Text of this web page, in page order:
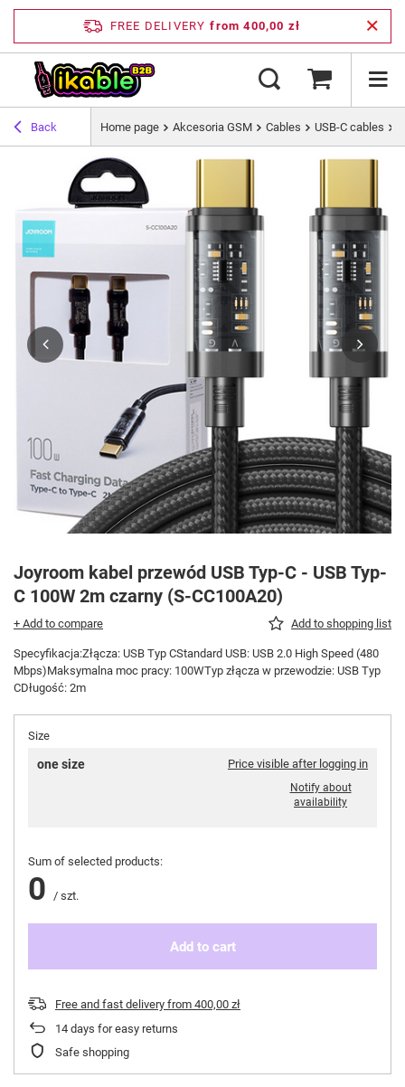
FREE DELIVERY from 400,00 zł
Back Home page Akcesoria GSM Cables USB-C cables
Joyroom kabel przewód USB Typ-C - USB Typ-
C 100W 2m czarny (S-CC100A20)
+ Add to compare Add to shopping list
Specyfikacja:Złącza: USB Typ CStandard USB: USB 2.0 High Speed (480
Mbps)Maksymalna moc pracy: 100WTyp złącza w przewodzie: USB Typ
CDługość: 2m
Size
one size Price visible after logging in
Notify about
availability
Sum of selected products:
0 / szt.
Add to cart
Free and fast delivery from 400,00 zł
14 days for easy returns
Safe shopping